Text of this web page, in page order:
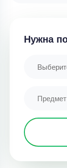
Нужна